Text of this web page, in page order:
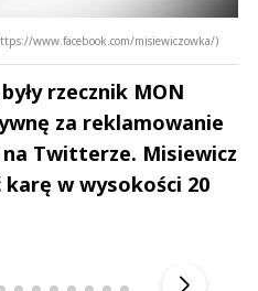
www.facebook.com/misiewiczowka/)
rzecznik MON
za reklamowanie
Twitterze. Misiewicz
karę w wysokości 20